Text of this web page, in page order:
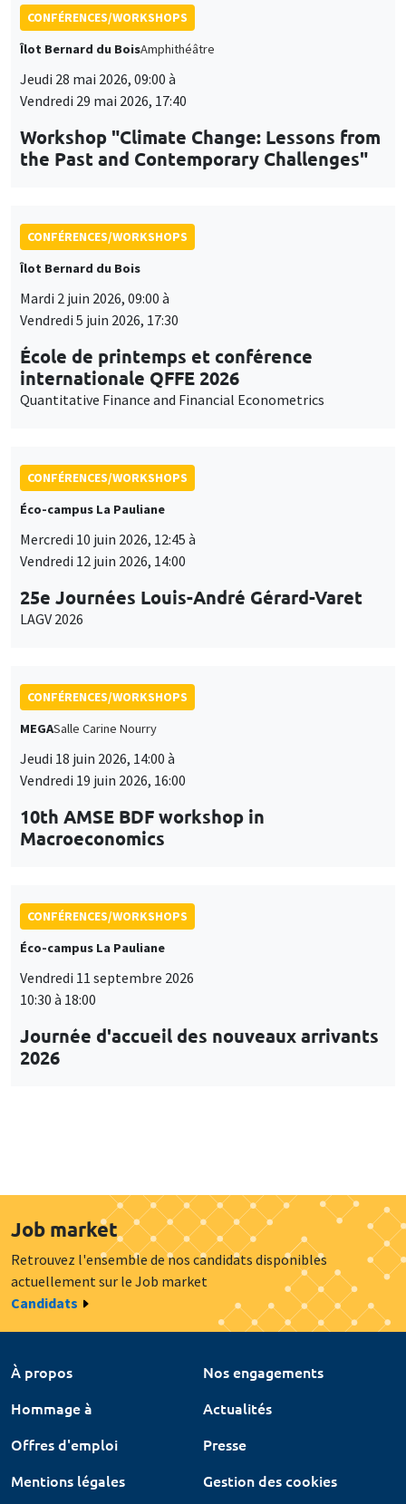
CONFÉRENCES/WORKSHOPS
Îlot Bernard du BoisAmphithéâtre
Jeudi 28 mai 2026, 09:00 à
Vendredi 29 mai 2026, 17:40
Workshop "Climate Change: Lessons from
the Past and Contemporary Challenges"
CONFÉRENCES/WORKSHOPS
Îlot Bernard du Bois
Mardi 2 juin 2026, 09:00 à
Vendredi 5 juin 2026, 17:30
École de printemps et conférence
internationale QFFE 2026
Quantitative Finance and Financial Econometrics
CONFÉRENCES/WORKSHOPS
Éco-campus La Pauliane
Mercredi 10 juin 2026, 12:45 à
Vendredi 12 juin 2026, 14:00
25e Journées Louis-André Gérard-Varet
LAGV 2026
CONFÉRENCES/WORKSHOPS
MEGASalle Carine Nourry
Jeudi 18 juin 2026, 14:00 à
Vendredi 19 juin 2026, 16:00
10th AMSE BDF workshop in
Macroeconomics
CONFÉRENCES/WORKSHOPS
Éco-campus La Pauliane
Vendredi 11 septembre 2026
10:30 à 18:00
Journée d'accueil des nouveaux arrivants
2026
Job market
Retrouvez l'ensemble de nos candidats disponibles
actuellement sur le Job market
Candidats
À propos
Nos engagements
Hommage à
Actualités
Offres d'emploi
Presse
Mentions légales
Gestion des cookies